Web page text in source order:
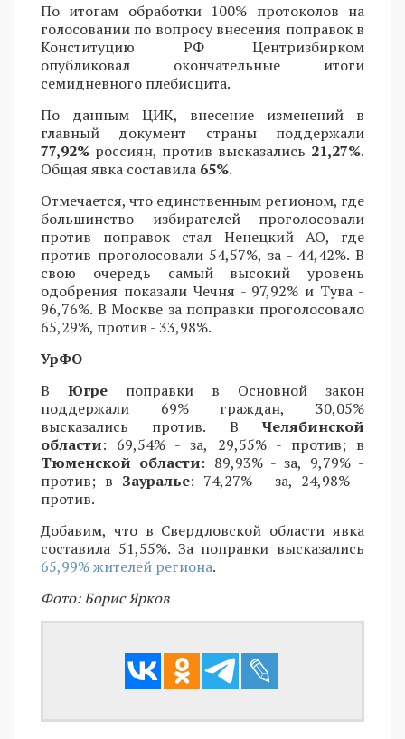
По итогам обработки 100% протоколов на
голосовании по вопросу внесения поправок в
Конституцию РФ Центризбирком
опубликовал окончательные итоги
семидневного плебисцита.
По данным ЦИК, внесение изменений в
главный документ страны поддержали
77,92% россиян, против высказались 21,27%.
Общая явка составила 65%.
Отмечается, что единственным регионом, где
большинство избирателей проголосовали
против поправок стал Ненецкий АО, где
против проголосовали 54,57%, за - 44,42%. В
свою очередь самый высокий уровень
одобрения показали Чечня - 97,92% и Тува -
96,76%. В Москве за поправки проголосовало
65,29%, против - 33,98%.
УрФО
В Югре поправки в Основной закон
поддержали 69% граждан, 30,05%
высказались против. В Челябинской
области: 69,54% - за, 29,55% - против; в
Тюменской области: 89,93% - за, 9,79% -
против; в Зауралье: 74,27% - за, 24,98% -
против.
Добавим, что в Свердловской области явка
составила 51,55%. За поправки высказались
65,99% жителей региона.
Фото: Борис Ярков